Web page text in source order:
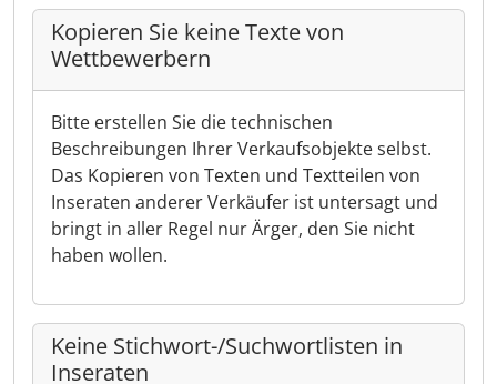
Kopieren Sie keine Texte von
Wettbewerbern
Bitte erstellen Sie die technischen
Beschreibungen Ihrer Verkaufsobjekte selbst.
Das Kopieren von Texten und Textteilen von
Inseraten anderer Verkäufer ist untersagt und
bringt in aller Regel nur Ärger, den Sie nicht
haben wollen.
Keine Stichwort-/Suchwortlisten in
Inseraten